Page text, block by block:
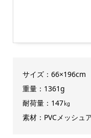
サイズ：66×196cm
重量：1361g
耐荷量：147㎏
素材：PVCメッシュ